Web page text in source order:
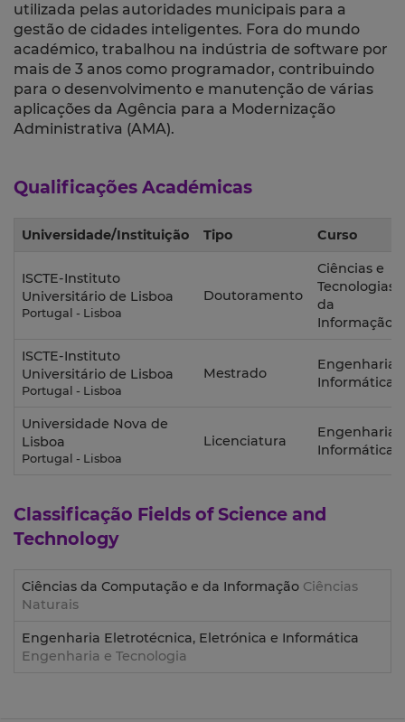
utilizada pelas autoridades municipais para a
gestão de cidades inteligentes. Fora do mundo
académico, trabalhou na indústria de software por
mais de 3 anos como programador, contribuindo
para o desenvolvimento e manutenção de várias
aplicações da Agência para a Modernização
Administrativa (AMA).
Qualificações Académicas
Universidade/Instituição Tipo Curso
ISCTE-Instituto
Universitário de Lisboa
Portugal - Lisboa
Doutoramento
Ciências e
Tecnologias
da
Informação
ISCTE-Instituto
Universitário de Lisboa
Portugal - Lisboa
Mestrado
Engenharia
Informática
Universidade Nova de
Lisboa
Portugal - Lisboa
Licenciatura
Engenharia
Informática
Classificação Fields of Science and
Technology
Ciências da Computação e da Informação Ciências
Naturais
Engenharia Eletrotécnica, Eletrónica e Informática
Engenharia e Tecnologia